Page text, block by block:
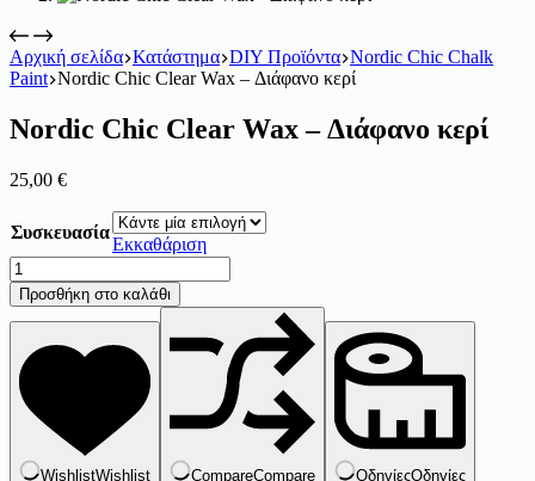
Αρχική σελίδα Κατάστημα DIY Προϊόντα Nordic Chic Chalk
Paint Nordic Chic Clear Wax – Διάφανο κερί
Nordic Chic Clear Wax – Διάφανο κερί
25,00 €
Συσκευασία
Εκκαθάριση
Nordic
Chic
Clear
Wax
Διάφανο
κερί
ποσότητα
Προσθήκη στο καλάθι
WishlistWishlist CompareCompare ΟδηγίεςΟδηγίες